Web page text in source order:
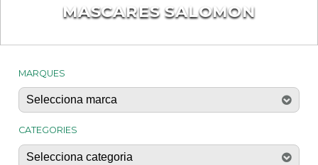
MASCARES SALOMON
MARQUES
CATEGORIES